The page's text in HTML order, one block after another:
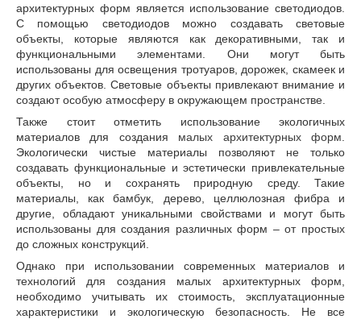
архитектурных форм является использование светодиодов.
С помощью светодиодов можно создавать световые
объекты, которые являются как декоративными, так и
функциональными элементами. Они могут быть
использованы для освещения тротуаров, дорожек, скамеек и
других объектов. Световые объекты привлекают внимание и
создают особую атмосферу в окружающем пространстве.
Также стоит отметить использование экологичных
материалов для создания малых архитектурных форм
Экологически чистые материалы позволяют не только
создавать функциональные и эстетически привлекательные
объекты, но и сохранять природную среду. Такие
материалы, как бамбук, дерево, целлюлозная фибра и
другие, обладают уникальными свойствами и могут быть
использованы для создания различных форм – от простых
до сложных конструкций.
Однако при использовании современных материалов и
технологий для создания малых архитектурных форм,
необходимо учитывать их стоимость, эксплуатационные
характеристики и экологическую безопасность. Не все